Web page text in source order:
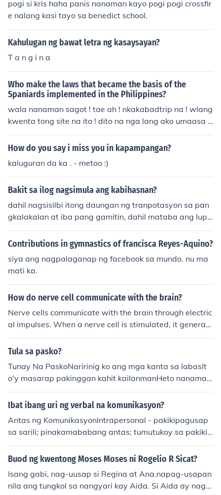
pogi si kris haha panis nanaman kayo pogi pogi crossfir
e nalang kasi tayo sa benedict school.
Kahulugan ng bawat letra ng kasaysayan?
T a n g i n a
Who make the laws that became the basis of the
Spaniards implemented in the Philippines?
wala nanaman sagot ! tae ah ! nkakabadtrip na ! wlang
kwenta tong site na ito ! dito na nga lang ako umaasa s
a ANSWER.com eh.. Tsk &gt;.&lt;
How do you say i miss you in kapampangan?
kaluguran da ka . - metoo :)
Bakit sa ilog nagsimula ang kabihasnan?
dahil nagsisilbi itong daungan ng tranpotasyon sa pan
gkalakalan at iba pang gamitin, dahil mataba ang lupa
nito na nagiging madali para sa agrikultura. -galeng no
h? may assignment nanaman kay sir? hahaha. alam ko.
Contributions in gymnastics of francisca Reyes-Aquino?
siya ang nagpalaganap ng facebook sa mundo. nu ma
mati ka.
How do nerve cell communicate with the brain?
Nerve cells communicate with the brain through electric
al impulses. When a nerve cell is stimulated, it generate
s an electrical signal that travels along the cell's axon t
o reach the brain. Once in the brain, these signals are pr
Tula sa pasko?
Tunay Na PaskoNaririnig ko ang mga kanta sa labasIt
o'y masarap pakinggan kahit kailanmanHeto nanaman
ang panahon na inaabangan ng lahatAng pinakamasa
yang oras sa taon, ang Pasko.Tuwing ang Pasko ay su
y ay tinatanghay ng hanginEpekto ito ng Espiritu ng Pa
sko.Ang ating puso, buksan natin sa ibaTayo'y maging
parang mabuting SamaritanoTulung-tulungan ang laha
tpara maging mapayapa ang Pasko!Ang gabi ay isang
umagadahil sa madaming ilaw nakasindiKapag nakita
nation ito, natutunaw ang ating pusoKasi alam natin pa
Ibat ibang uri ng verbal na komunikasyon?
Antas ng KomunikasyonIntrapersonal - pakikipagusap
sa sarili; pinakamababang antas; tumutukoy sa pakikip
ag-usap ng indibidwal sa sarili-sa kanyang replektibon
g pag-iisip, pakikinig sa sarili, pagbubulay-bulay, o kay
nterpersonal - pakikipagusap sa ibang tao; pakikipagt
alastasan sa iba't-ibang indibidwal.Pampubliko - pakik
Buod ng kwentong Moses Moses ni Rogelio R Sicat?
Isang gabi, nag-uusap si Regina at Ana.napag-usapan
nila ang tungkol sa nangyari kay Aida. Si Aida ay naga